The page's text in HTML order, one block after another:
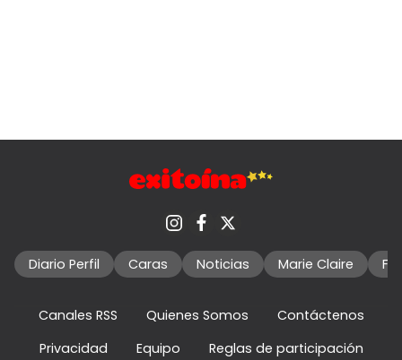
Diario Perfil Caras Noticias Marie Claire
Canales RSS Quienes Somos
Contáctenos
Privacidad
Equipo Reglas de participación